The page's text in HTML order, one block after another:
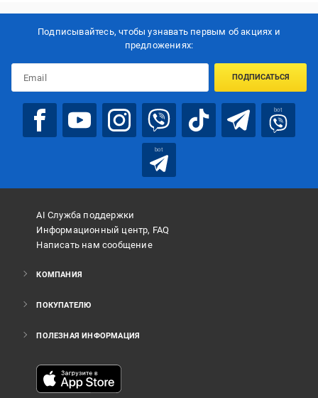
Подписывайтесь, чтобы узнавать первым об акцияx и
предложениях:
ПОДПИСАТЬСЯ
bot
bot
AI Служба поддержки
Информационный центр, FAQ
Написать нам сообщение
КОМПАНИЯ
ПОКУПАТЕЛЮ
ПОЛЕЗНАЯ ИНФОРМАЦИЯ